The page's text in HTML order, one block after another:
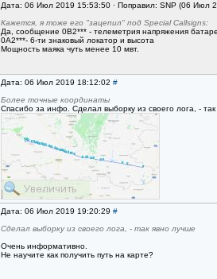
Дата: 06 Июл 2019 15:53:50 · Поправил: SNP (06 Июл
Кажется, я тоже его "зацепил" под Special Callsigns:
Да, сообщение 0B2*** - телеметрия напряжения
0A2***- 6-ти знаковый локатор и высота
Мощность маяка чуть менее 10 мвт.
Дата: 06 Июл 2019 18:12:02 #
Более точные координаты
Спасибо за инфо. Сделал выборку из своего лога, -
Дата: 06 Июл 2019 19:20:29 #
Сделал выборку из своего лога, - так явно лучше
Очень информативно.
Не научите как получить путь на карте?